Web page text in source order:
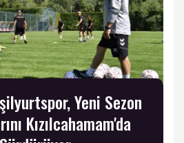
Yeni Sezon
Kızılcahamam'da